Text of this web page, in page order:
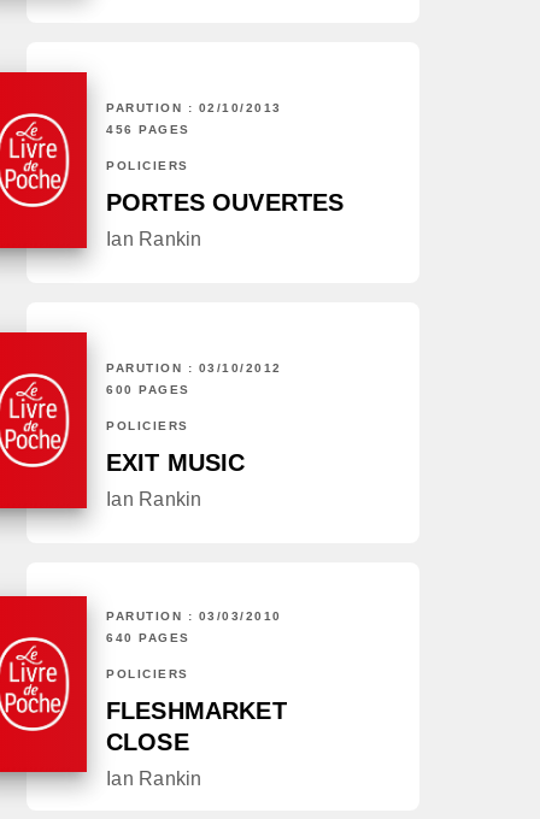
PARUTION : 02/10/2013
456 PAGES
POLICIERS
PORTES OUVERTES
Ian Rankin
PARUTION : 03/10/2012
600 PAGES
POLICIERS
EXIT MUSIC
Ian Rankin
PARUTION : 03/03/2010
640 PAGES
POLICIERS
FLESHMARKET
CLOSE
Ian Rankin